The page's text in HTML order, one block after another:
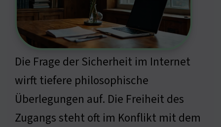
Die Frage der Sicherheit im Internet
wirft tiefere philosophische
Überlegungen auf. Die Freiheit des
Zugangs steht oft im Konflikt mit dem